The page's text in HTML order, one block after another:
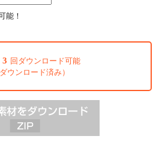
能！
3 回ダウンロード可能
ダウンロード済み）